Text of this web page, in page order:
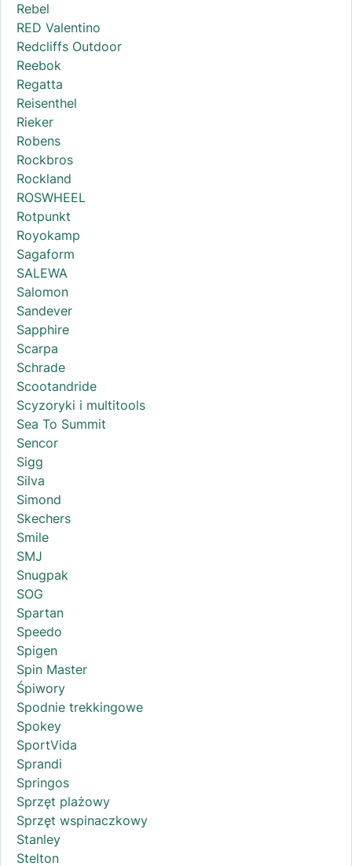
Rebel
RED Valentino
Redcliffs Outdoor
Reebok
Regatta
Reisenthel
Rieker
Robens
Rockbros
Rockland
ROSWHEEL
Rotpunkt
Royokamp
Sagaform
SALEWA
Salomon
Sandever
Sapphire
Scarpa
Schrade
Scootandride
Scyzoryki i multitools
Sea To Summit
Sencor
Sigg
Silva
Simond
Skechers
Smile
SMJ
Snugpak
SOG
Spartan
Speedo
Spigen
Spin Master
Śpiwory
Spodnie trekkingowe
Spokey
SportVida
Sprandi
Springos
Sprzęt plażowy
Sprzęt wspinaczkowy
Stanley
Stelton